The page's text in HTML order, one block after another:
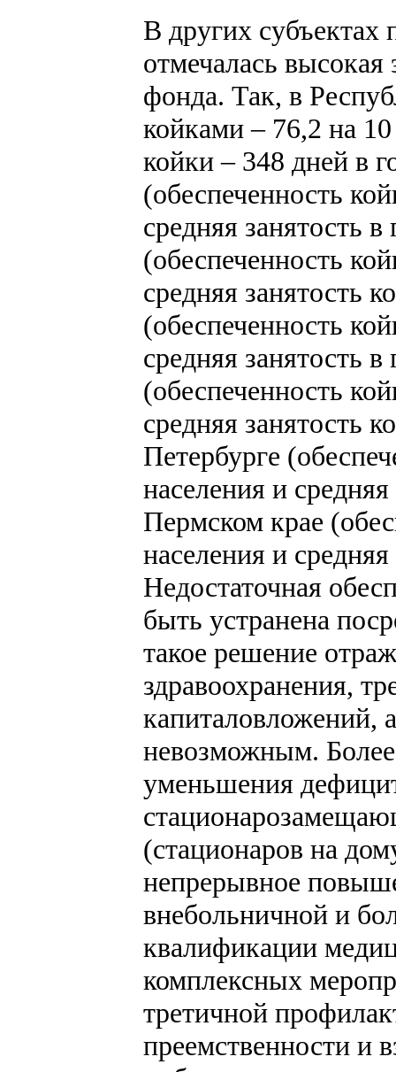
В других субъектах
отмечалась
фонда. Так, в
койками – 76,2 на
койки – 348 дней в
(обеспеченность
средняя занятость
(обеспеченность
средняя занятость
(обеспеченность
средняя занятость
(обеспеченность
средняя занятость
Петербурге
населения и
Пермском крае
населения и
Недостаточная
быть устранена
такое решение
здравоохранения,
капиталовложений,
невозможным.
уменьшения
(стационаров на
непрерывное
внебольничной и
квалификации
комплексных
третичной
преемственности и